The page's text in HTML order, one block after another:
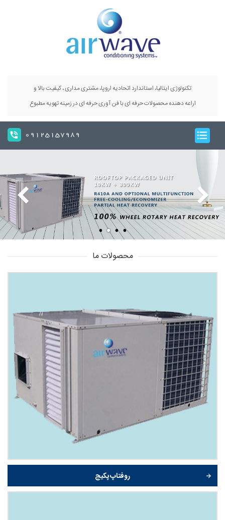
تکنولوژی ایتالیا، استاندارد اتحادیه اروپا، مشتری مداری ، کیفیت بالا و
اراعه دهنده محصولات حرفه ای با فن آوری حرفه ای در زمینه تهویه مطبوع
09125157989
محصولات ما
روفتاپ پکیج